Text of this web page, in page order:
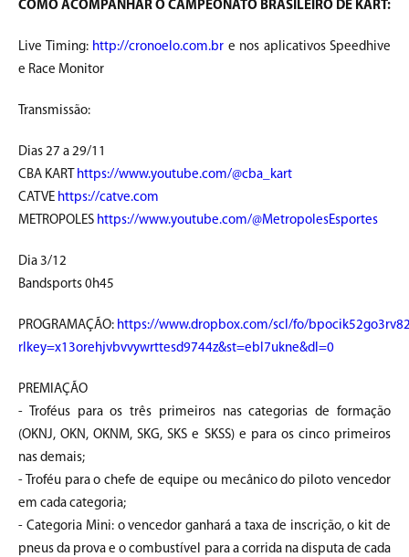
COMO ACOMPANHAR O CAMPEONATO BRASILEIRO DE KART:
Live Timing: http://cronoelo.com.br e nos aplicativos Speedhive
e Race Monitor
Transmissão:
Dias 27 a 29/11
CBA KART https://www.youtube.com/@cba_kart
CATVE https://catve.com
METROPOLES https://www.youtube.com/@MetropolesEsportes
Dia 3/12
Bandsports 0h45
PROGRAMAÇÃO: https://www.dropbox.com/scl/fo/
rlkey=x13orehjvbvvywrttesd9744z&st=ebl7ukne&dl=0
PREMIAÇÃO
- Troféus para os três primeiros nas categorias de formação
(OKNJ, OKN, OKNM, SKG, SKS e SKSS) e para os cinco primeiros
nas demais;
- Troféu para o chefe de equipe ou mecânico do piloto vencedor
em cada categoria;
- Categoria Mini: o vencedor ganhará a taxa de inscrição, o kit de
pneus da prova e o combustível para a corrida na disputa de cada